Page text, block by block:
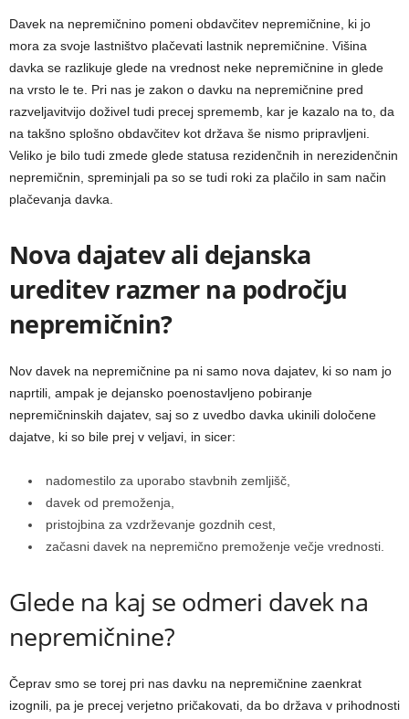
Davek na nepremičnino pomeni obdavčitev nepremičnine, ki jo
mora za svoje lastništvo plačevati lastnik nepremičnine. Višina
davka se razlikuje glede na vrednost neke nepremičnine in glede
na vrsto le te. Pri nas je zakon o davku na nepremičnine pred
razveljavitvijo doživel tudi precej sprememb, kar je kazalo na to, da
na takšno splošno obdavčitev kot država še nismo pripravljeni.
Veliko je bilo tudi zmede glede statusa rezidenčnih in nerezidenčnin
nepremičnin, spreminjali pa so se tudi roki za plačilo in sam način
plačevanja davka.
Nova dajatev ali dejanska
ureditev razmer na področju
nepremičnin?
Nov davek na nepremičnine pa ni samo nova dajatev, ki so nam jo
naprtili, ampak je dejansko poenostavljeno pobiranje
nepremičninskih dajatev, saj so z uvedbo davka ukinili določene
dajatve, ki so bile prej v veljavi, in sicer:
nadomestilo za uporabo stavbnih zemljišč,
davek od premoženja,
pristojbina za vzdrževanje gozdnih cest,
začasni davek na nepremično premoženje večje vrednosti.
Glede na kaj se odmeri davek na
nepremičnine?
Čeprav smo se torej pri nas davku na nepremičnine zaenkrat
izognili, pa je precej verjetno pričakovati, da bo država v prihodnosti